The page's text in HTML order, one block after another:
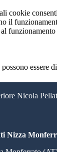
cookie
il
essere
Nicola
Nizza